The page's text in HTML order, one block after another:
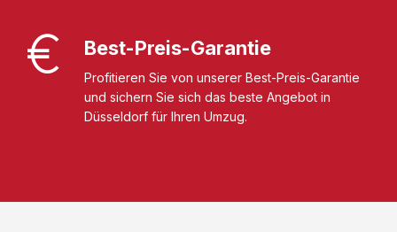
Best-Preis-Garantie
Profitieren Sie von unserer Best-Preis-Garantie
und sichern Sie sich das beste Angebot in
Düsseldorf für Ihren Umzug.